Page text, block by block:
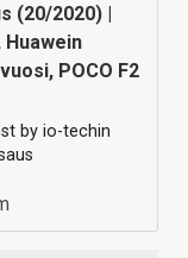
(20/2020) |
Huawein
POCO F2
by io-techin